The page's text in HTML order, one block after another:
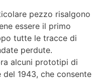
pezzo risalgono
essere il primo
tutte le tracce di
perdute.
alcuni prototipi di
1943, che consente